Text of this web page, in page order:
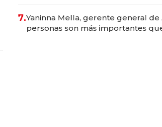
7.Yaninna Mella, gerente general de
personas son más importantes